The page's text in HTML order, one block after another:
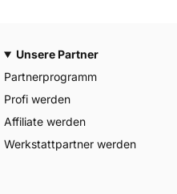
Unsere Partner
Partnerprogramm
Profi werden
Affiliate werden
Werkstattpartner werden